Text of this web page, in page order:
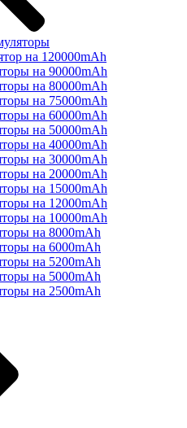
на 120000mAh
на 90000mAh
на 80000mAh
на 75000mAh
на 60000mAh
на 50000mAh
на 40000mAh
на 30000mAh
на 20000mAh
на 15000mAh
на 12000mAh
на 10000mAh
на 8000mAh
на 6000mAh
на 5200mAh
на 5000mAh
на 2500mAh